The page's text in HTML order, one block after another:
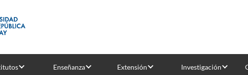
Enseñanza Extensión Investigación